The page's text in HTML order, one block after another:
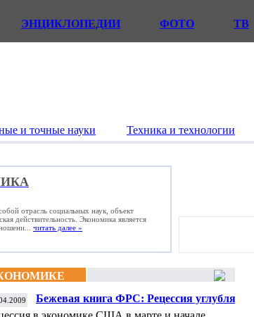
ЭНЦИКЛОПЕДИИ ФОТО ТВ
и точные науки Техника и технологии
отрасль социальных наук, объект
действительность. Экономика является
читать далее »
Бежевая книга ФРС: Рецессия углубляется